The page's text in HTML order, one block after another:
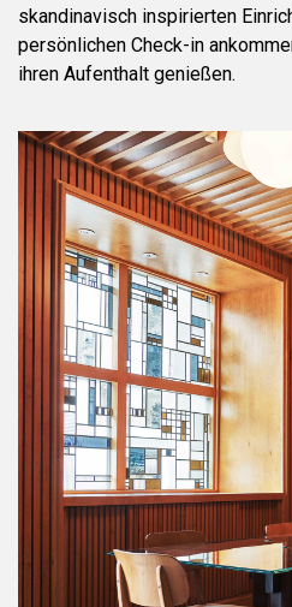
skandinavisch inspirierten
persönlichen Check-in
ihren Aufenthalt genießen.